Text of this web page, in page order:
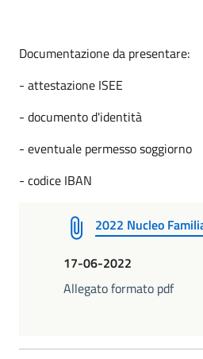
Documentazione da presentare:
- attestazione ISEE
- documento d'identità
- eventuale permesso soggiorno
- codice IBAN
2022 Nucleo
17-06-2022
Allegato formato pdf